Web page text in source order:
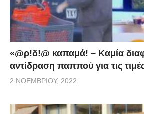
«@ρ!δ!@ καπαμά! – Καμία
αντίδραση παππού για τις
2 ΝΟΕΜΒΡΊΟΥ, 2022